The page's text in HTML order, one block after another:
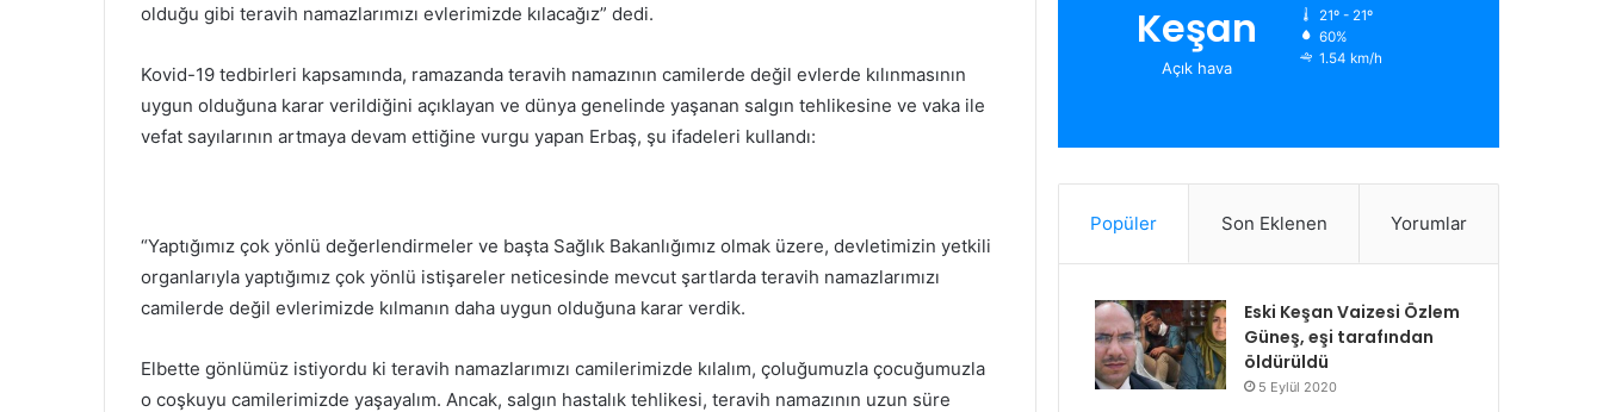
olduğu gibi teravih namazlarımızı evlerimizde kılacağız” dedi.
Kovid-19 tedbirleri kapsamında, ramazanda teravih namazının camilerde değil evlerde kılınmasının
uygun olduğuna karar verildiğini açıklayan ve dünya genelinde yaşanan salgın tehlikesine ve vaka ile
vefat sayılarının artmaya devam ettiğine vurgu yapan Erbaş, şu ifadeleri kullandı:
“Yaptığımız çok yönlü değerlendirmeler ve başta Sağlık Bakanlığımız olmak üzere, devletimizin yetkili
organlarıyla yaptığımız çok yönlü istişareler neticesinde mevcut şartlarda teravih namazlarımızı
camilerde değil evlerimizde kılmanın daha uygun olduğuna karar verdik.
Elbette gönlümüz istiyordu ki teravih namazlarımızı camilerimizde kılalım, çoluğumuzla çocuğumuzla
o coşkuyu camilerimizde yaşayalım. Ancak, salgın hastalık tehlikesi, teravih namazının uzun süre
Keşan
Açık hava
21º - 21º
60%
1.54 km/h
Popüler Son Eklenen Yorumlar
Eski Keşan Vaizesi Özlem
Güneş, eşi tarafından
öldürüldü
5 Eylül 2020